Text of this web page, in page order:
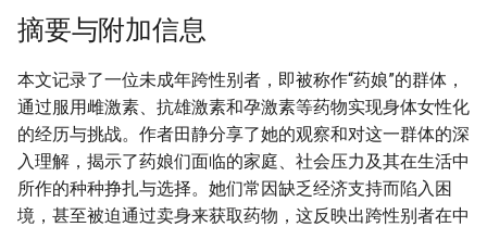
摘要与附加信息
本文记录了一位未成年跨性别者，即被称作“药娘”的群体，
通过服用雌激素、抗雄激素和孕激素等药物实现身体女性化
的经历与挑战。作者田静分享了她的观察和对这一群体的深
入理解，揭示了药娘们面临的家庭、社会压力及其在生活中
所作的种种挣扎与选择。她们常因缺乏经济支持而陷入困
境，甚至被迫通过卖身来获取药物，这反映出跨性别者在中